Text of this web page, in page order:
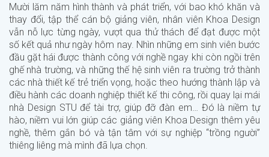
Mười lăm năm hình thành và phát triển, với bao khó khăn và
thay đổi, tập thể cán bộ giảng viên, nhân viên Khoa Design
vẫn nỗ lực từng ngày, vượt qua thử thách để đạt được một
số kết quả như ngày hôm nay. Nhìn những em sinh viên bước
đầu gặt hái được thành công với nghề ngay khi còn ngồi trên
ghế nhà trường, và những thế hệ sinh viên ra trường trở thành
các nhà thiết kế trẻ triển vọng, hoặc theo hướng thành lập và
điều hành các doanh nghiệp thiết kế thi công, rồi quay lại mái
nhà Design STU để tài trợ, giúp đỡ đàn em… Đó là niềm tự
hào, niềm vui lớn giúp các giảng viên Khoa Design thêm yêu
nghề, thêm gắn bó và tận tâm với sự nghiệp “trồng người”
thiêng liêng mà mình đã lựa chọn.